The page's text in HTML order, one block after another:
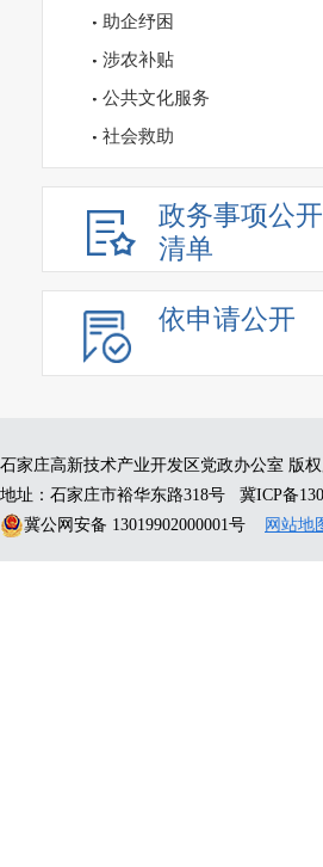
助企纾困
涉农补贴
公共文化服务
社会救助
政务事项公开
清单
依申请公开